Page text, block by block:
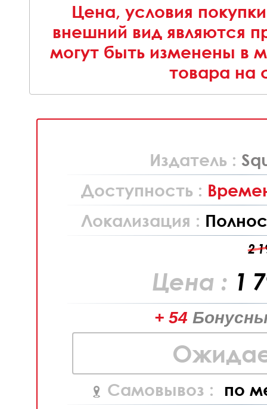
Цена, условия
внешний вид являются
могут быть изменены в
товара на
Издатель :
Доступность :
Локализация :
2
Цена : 1
+ 54
Самовывоз : по